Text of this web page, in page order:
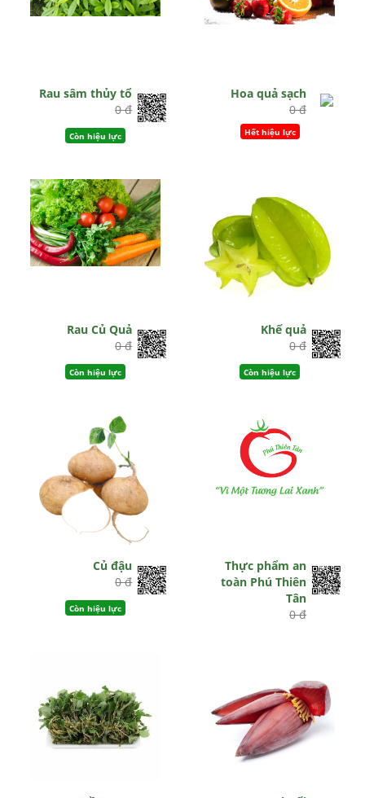
Rau sâm thủy tổ
0 đ
Còn hiệu lực
Hoa quả sạch
0 đ
Hết hiệu lực
Rau Củ Quả
0 đ
Còn hiệu lực
Khế quả
0 đ
Còn hiệu lực
Củ đậu
0 đ
Còn hiệu lực
Thực phẩm an
toàn Phú Thiên
Tân
0 đ